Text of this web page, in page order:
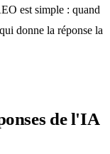
est simple : quand
donne la réponse la
de l'IA